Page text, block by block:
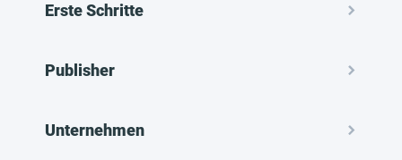
Erste Schritte
Publisher
Unternehmen